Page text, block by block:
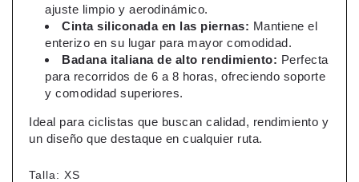
ajuste limpio y aerodinámico.
Cinta siliconada en las piernas: Mantiene el
enterizo en su lugar para mayor comodidad.
Badana italiana de alto rendimiento: Perfecta
para recorridos de 6 a 8 horas, ofreciendo soporte
y comodidad superiores.
Ideal para ciclistas que buscan calidad, rendimiento y
un diseño que destaque en cualquier ruta.
Talla: XS